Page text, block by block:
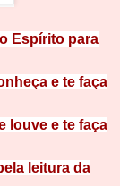
Espírito para
e te faça
louve e te faça
leitura da